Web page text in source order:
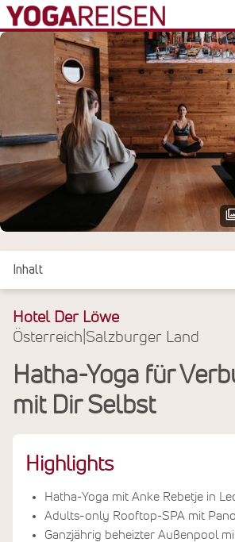
Inhalt
Überblick
Reiseinfos
Leistungen
Hotel Der Löwe
Österreich Salzburger Land
Hatha-Yoga für
mit Dir Selbst
Highlights
Hatha-Yoga mit Anke Rebetje in
Adults-only Rooftop-SPA mit
Ganzjährig beheizter Außenpool